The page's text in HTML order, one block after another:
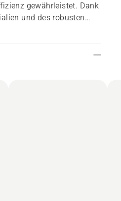
gewährleistet. Dank
und des robusten
geringe Dehnung tragen